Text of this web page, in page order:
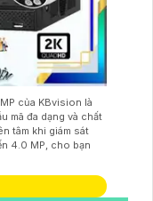
của KBvision là
mã đa dạng và chất
tâm khi giám sát
4.0 MP, cho bạn